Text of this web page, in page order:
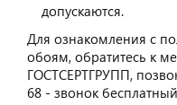
допускаются.
Для ознакомления с
обоям, обратитесь к
ГОСТСЕРТГРУПП,
68 - звонок